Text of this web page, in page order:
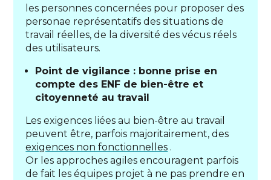
les personnes concernées pour proposer des
personae représentatifs des situations de
travail réelles, de la diversité des vécus réels
des utilisateurs.
Point de vigilance : bonne prise en
compte des ENF de bien-être et
citoyenneté au travail
Les exigences liées au bien-être au travail
peuvent être, parfois majoritairement, des
exigences non fonctionnelles .
Or les approches agiles encouragent parfois
de fait les équipes projet à ne pas prendre en